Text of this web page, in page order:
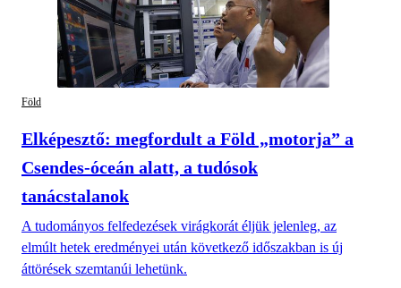
Föld
Elképesztő: megfordult a Föld „motorja” a
Csendes-óceán alatt, a tudósok
tanácstalanok
A tudományos felfedezések virágkorát éljük jelenleg, az
elmúlt hetek eredményei után következő időszakban is új
áttörések szemtanúi lehetünk.